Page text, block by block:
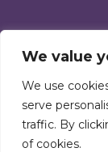
We value
We use
serve
traffic. By
of cookies.